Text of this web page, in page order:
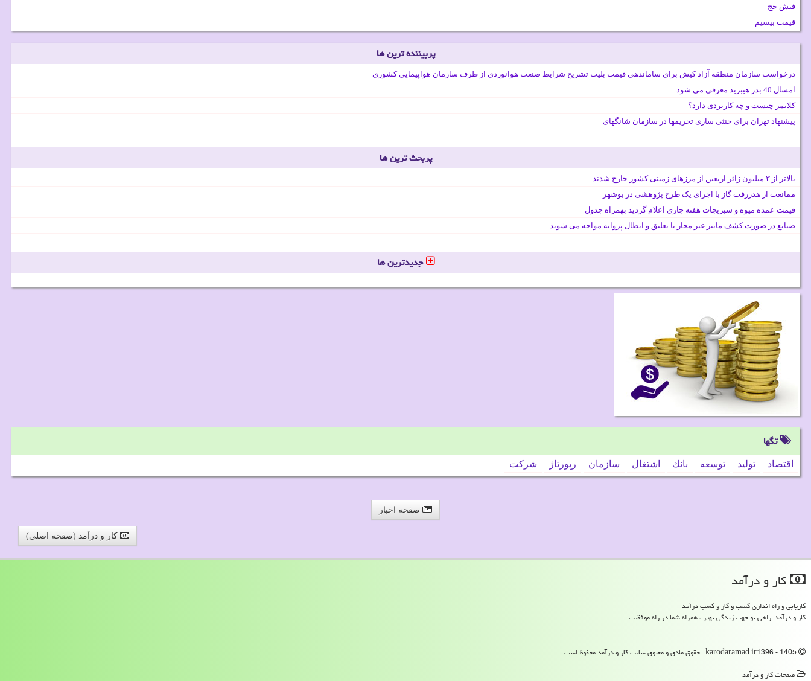
فیش حج
قیمت بیسیم
پربیننده ترین ها
درخواست سازمان منطقه آزاد کیش برای ساماندهی قیمت بلیت تشریح شرایط صنعت هوانوردی از طرف سازمان هواپیمایی کشوری
امسال 40 بذر هیبرید معرفی می شود
کلایمر چیست و چه کاربردی دارد؟
پیشنهاد تهران برای خنثی سازی تحریمها در سازمان شانگهای
پربحث ترین ها
بالاتر از ۳ میلیون زائر اربعین از مرزهای زمینی کشور خارج شدند
ممانعت از هدررفت گاز با اجرای یک طرح پژوهشی در بوشهر
قیمت عمده میوه و سبزیجات هفته جاری اعلام گردید بهمراه جدول
صنایع در صورت کشف ماینر غیر مجاز با تعلیق و ابطال پروانه مواجه می شوند
جدیدترین ها
تگها
اقتصاد تولید توسعه بانك اشتغال سازمان رپورتاژ شركت
صفحه اخبار
کار و درآمد (صفحه اصلی)
كار و درآمد
کاریابی و راه اندازی کسب و کار و کسب درآمد
کار و درآمد: راهی نو جهت زندگی بهتر ، همراه شما در راه موفقیت
صفحات كار و درآمد